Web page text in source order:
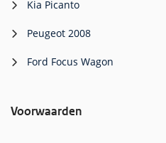
Kia Picanto
Peugeot 2008
Ford Focus Wagon
Voorwaarden